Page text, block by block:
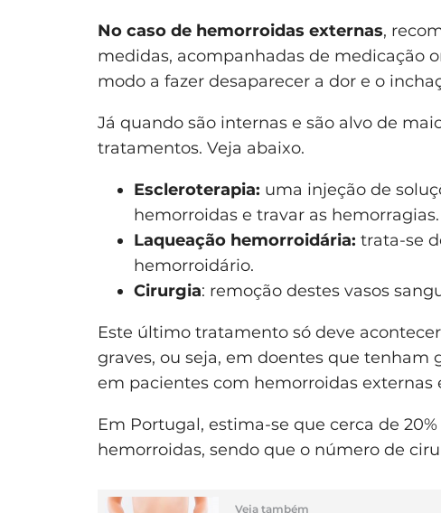
No caso de hemorroidas externas,
medidas, acompanhadas de medicação
modo a fazer desaparecer a dor e o
Já quando são internas e são alvo de
tratamentos. Veja abaixo.
Escleroterapia: uma injeção de
hemorroidas e travar as hemorragias.
Laqueação hemorroidária: trata-se
hemorroidário.
Cirurgia: remoção destes vasos
Este último tratamento só deve
graves, ou seja, em doentes que
em pacientes com hemorroidas
Em Portugal, estima-se que cerca de
hemorroidas, sendo que o número de
Veja também